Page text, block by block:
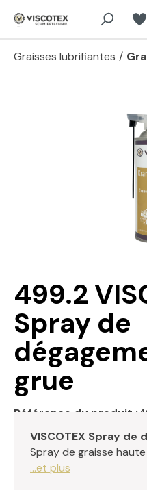
Aller au contenu principal
Graisses lubrifiantes /
499.2
Spray de
grue
Référence du produit :
VISCOTEX Spray de
Spray de graisse
...et plus